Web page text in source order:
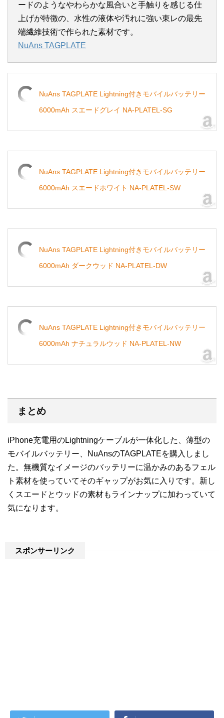
ードのようなやわらかな風合いと手触りを感じる仕
上げが特徴の、水性の液体や汚れに強い東レの最先
端繊維技術で作られた素材です。
NuAns TAGPLATE
NuAns TAGPLATE Lightning付きモバイルバッテリー
6000mAh スエードグレイ NA-PLATEL-SG
NuAns TAGPLATE Lightning付きモバイルバッテリー
6000mAh スエードホワイト NA-PLATEL-SW
NuAns TAGPLATE Lightning付きモバイルバッテリー
6000mAh ダークウッド NA-PLATEL-DW
NuAns TAGPLATE Lightning付きモバイルバッテリー
6000mAh ナチュラルウッド NA-PLATEL-NW
まとめ
iPhone充電用のLightningケーブルが一体化した、薄型の
モバイルバッテリー、NuAnsのTAGPLATEを購入しまし
た。無機質なイメージのバッテリーに温かみのあるフェル
ト素材を使っていてそのギャップがお気に入りです。新し
くスエードとウッドの素材もラインナップに加わっていて
気になります。
スポンサーリンク